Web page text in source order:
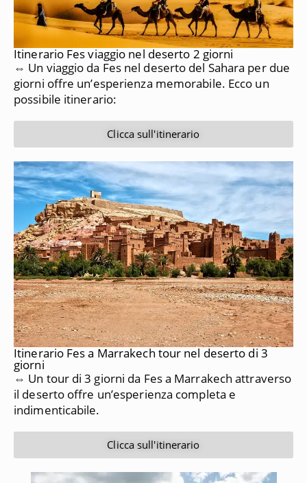
Itinerario Fes viaggio nel deserto 2 giorni
⇔ Un viaggio da Fes nel deserto del Sahara per due
giorni offre un’esperienza memorabile. Ecco un
possibile itinerario:
Clicca sull'itinerario
Itinerario Fes a Marrakech tour nel deserto di 3
giorni
⇔ Un tour di 3 giorni da Fes a Marrakech attraverso
il deserto offre un’esperienza completa e
indimenticabile.
Clicca sull'itinerario